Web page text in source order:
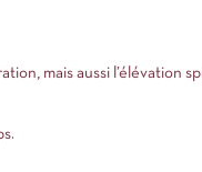
mais aussi l’élévation